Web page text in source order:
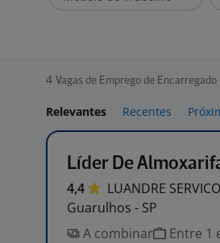
4 Vagas de Emprego de
Relevantes Recentes
Líder De
4,4 LUANDRE
Guarulhos - SP
A combinar
Entre 1